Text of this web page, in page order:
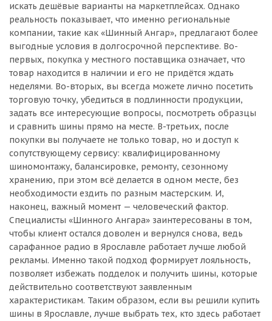
искать дешёвые варианты на маркетплейсах. Однако
реальность показывает, что именно региональные
компании, такие как «Шинный Ангар», предлагают более
выгодные условия в долгосрочной перспективе. Во-
первых, покупка у местного поставщика означает, что
товар находится в наличии и его не придётся ждать
неделями. Во-вторых, вы всегда можете лично посетить
торговую точку, убедиться в подлинности продукции,
задать все интересующие вопросы, посмотреть образцы
и сравнить шины прямо на месте. В-третьих, после
покупки вы получаете не только товар, но и доступ к
сопутствующему сервису: квалифицированному
шиномонтажу, балансировке, ремонту, сезонному
хранению, при этом всё делается в одном месте, без
необходимости ездить по разным мастерским. И,
наконец, важный момент — человеческий фактор.
Специалисты «Шинного Ангара» заинтересованы в том,
чтобы клиент остался доволен и вернулся снова, ведь
сарафанное радио в Ярославле работает лучше любой
рекламы. Именно такой подход формирует лояльность,
позволяет избежать подделок и получить шины, которые
действительно соответствуют заявленным
характеристикам. Таким образом, если вы решили купить
шины в Ярославле, лучше выбрать тех, кто здесь работает